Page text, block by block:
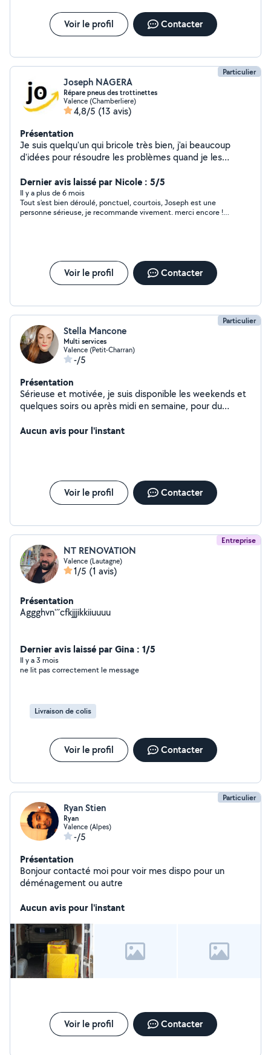
Voir le profil Contacter
Particulier
Joseph NAGERA
Répare pneus des trottinettes
Valence (Chamberliere)
4,8/5 (13 avis)
Présentation
Je suis quelqu'un qui bricole très bien, j'ai beaucoup
d'idées pour résoudre les problèmes quand je les
temps pour bien faire au lieu de faire un mauvais travail
à la va-vite. Si vous avez besoin de changer les pneus de
votre trottinette ou autres pièces. Vous pouvez faire
appel à mes services. Je peux changer les pneus avec
Dernier avis laissé par Nicole : 5/5
Il y a plus de 6 mois
Tout s'est bien déroulé, ponctuel, courtois, Joseph est une
personne sérieuse, je recommande vivement. merci encore !
Voir le profil Contacter
Particulier
Stella Mancone
Multi services
Valence (Petit-Charran)
-/5
Présentation
Sérieuse et motivée, je suis disponible les weekends et
quelques soirs ou après midi en semaine, pour du
restauration.
Aucun avis pour l'instant
Voir le profil Contacter
Entreprise
NT RENOVATION
Valence (Lautagne)
1/5 (1 avis)
Présentation
Aggghvn'´´cfkjjjikkiiuuuu
Dernier avis laissé par Gina : 1/5
Il y a 3 mois
ne lit pas correctement le message
Livraison de colis
Voir le profil Contacter
Particulier
Ryan Stien
Ryan
Valence (Alpes)
-/5
Présentation
Bonjour contacté moi pour voir mes dispo pour un
déménagement ou autre
Aucun avis pour l'instant
Voir le profil Contacter